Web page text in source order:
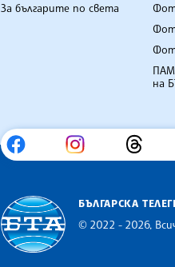
За българите по света
на
БЪЛГАРСКА
© 2022 - 2026,